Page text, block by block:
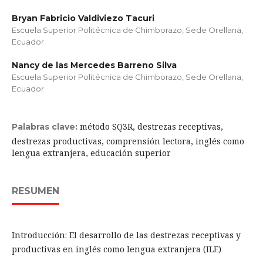
Bryan Fabricio Valdiviezo Tacuri
Escuela Superior Politécnica de Chimborazo, Sede Orellana,
Ecuador
Nancy de las Mercedes Barreno Silva
Escuela Superior Politécnica de Chimborazo, Sede Orellana,
Ecuador
Palabras clave: método SQ3R, destrezas receptivas,
destrezas productivas, comprensión lectora, inglés como
lengua extranjera, educación superior
RESUMEN
Introducción: El desarrollo de las destrezas receptivas y
productivas en inglés como lengua extranjera (ILE)